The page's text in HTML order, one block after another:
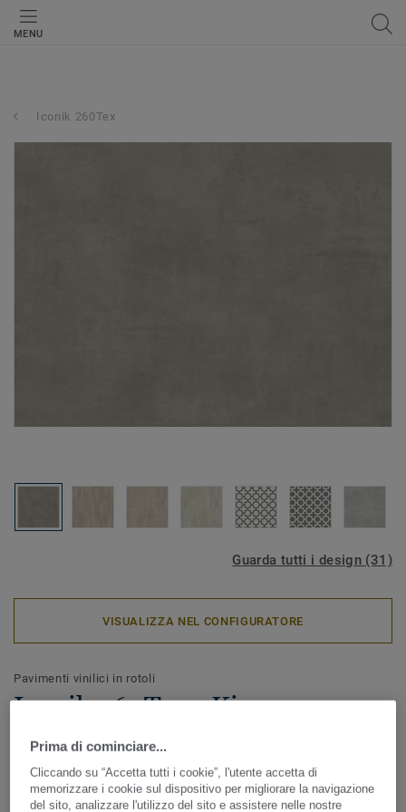
MENU
Iconik 260Tex
Guarda tutti i design (31)
VISUALIZZA NEL CONFIGURATORE
Pavimenti vinilici in rotoli
Iconik 260Tex - Kiruma
CINEROUS
ICONIK 260Tex è ideale in caso di lavori di ristrutturazione.
Lo speciale supporto tessile aiuta ad appianare le piccole
Prima di cominciare...
Cliccando su “Accetta tutti i cookie”, l'utente accetta di
memorizzare i cookie sul dispositivo per migliorare la navigazione
del sito, analizzare l'utilizzo del sito e assistere nelle nostre